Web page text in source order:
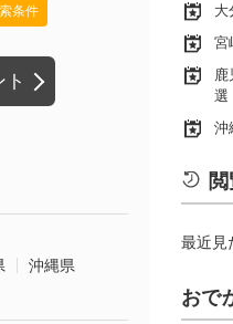
条件
沖縄県
大
宮
鹿
選
沖
最近見
おで